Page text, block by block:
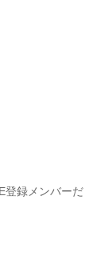
登録メンバーだ